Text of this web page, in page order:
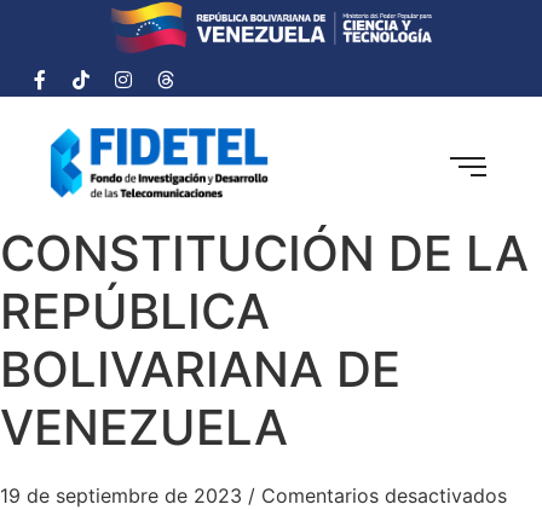
CONSTITUCIÓN DE LA
REPÚBLICA
BOLIVARIANA DE
VENEZUELA
19 de septiembre de 2023 / Comentarios desactivados